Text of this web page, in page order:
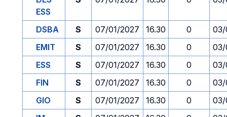
ESS
DSBA S 07/01/2027 16.30 0
03/
EMIT
S 07/01/2027 16.30 0
03/
ESS
S 07/01/2027 16.30 0
03/
FIN
S 07/01/2027 16.30 0
03/
GIO
S 07/01/2027 16.30 0
03/